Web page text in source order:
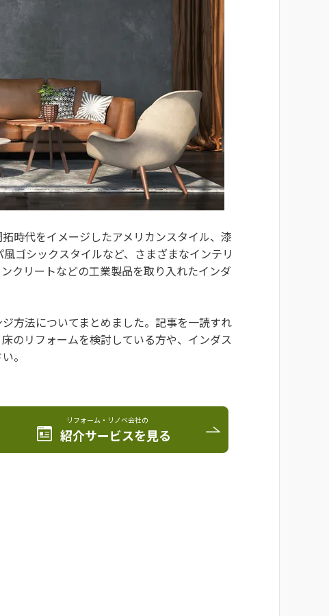
時代をイメージしたアメリカンスタイル、漆
ゴシックスタイルなど、さまざまなインテリ
クリートなどの工業製品を取り入れたインダ
方法についてまとめました。記事を一読すれ
のリフォームを検討している方や、インダス
。
リフォーム・リノベ会社の
紹介サービスを見る